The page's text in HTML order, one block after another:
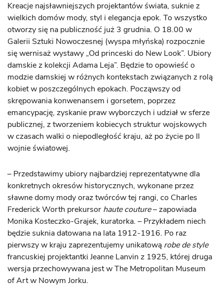
Kreacje najsławniejszych projektantów świata, suknie z
wielkich domów mody, styl i elegancja epok. To wszystko
otworzy się na publiczność już 3 grudnia. O 18.00 w
Galerii Sztuki Nowoczesnej (wyspa młyńska) rozpocznie
się wernisaż wystawy „Od princeski do New Look”. Ubiory
damskie z kolekcji Adama Leja”. Będzie to opowieść o
modzie damskiej w różnych kontekstach związanych z rolą
kobiet w poszczególnych epokach. Począwszy od
skrępowania konwenansem i gorsetem, poprzez
emancypację, zyskanie praw wyborczych i udział w sferze
publicznej, z tworzeniem kobiecych struktur wojskowych
w czasach walki o niepodległość kraju, aż po życie po II
wojnie światowej.
– Przedstawimy ubiory najbardziej reprezentatywne dla
konkretnych okresów historycznych, wykonane przez
sławne domy mody oraz twórców tej rangi, co Charles
Frederick Worth prekursor haute couture– zapowiada
Monika Kosteczko-Grajek, kuratorka. – Przykładem niech
będzie suknia datowana na lata 1912-1916. Po raz
pierwszy w kraju zaprezentujemy unikatową robe de style
francuskiej projektantki Jeanne Lanvin z 1925, której druga
wersja przechowywana jest w The Metropolitan Museum
of Art w Nowym Jorku.